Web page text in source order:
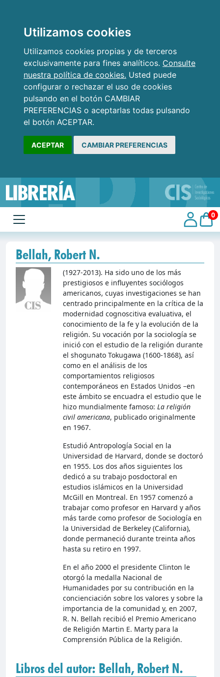
Utilizamos cookies
Utilizamos cookies propias y de terceros
exclusivamente para fines analíticos. Consulte
nuestra política de cookies. Usted puede
configurar o rechazar el uso de cookies
pulsando en el botón CAMBIAR
PREFERENCIAS o aceptarlas todas pulsando
el botón ACEPTAR.
ACEPTAR CAMBIAR PREFERENCIAS
0
Bellah, Robert N.
(1927-2013). Ha sido uno de los más
prestigiosos e influyentes sociólogos
americanos, cuyas investigaciones se han
centrado principalmente en la crítica de la
modernidad cognoscitiva evaluativa, el
conocimiento de la fe y la evolución de la
religión. Su vocación por la sociología se
inició con el estudio de la religión durante
el shogunato Tokugawa (1600-1868), así
como en el análisis de los
comportamientos religiosos
contemporáneos en Estados Unidos –en
este ámbito se encuadra el estudio que le
hizo mundialmente famoso: La religión
civil americana, publicado originalmente
en 1967.
Estudió Antropología Social en la
Universidad de Harvard, donde se doctoró
en 1955. Los dos años siguientes los
dedicó a su trabajo posdoctoral en
estudios islámicos en la Universidad
McGill en Montreal. En 1957 comenzó a
trabajar como profesor en Harvard y años
más tarde como profesor de Sociología en
la Universidad de Berkeley (California),
donde permaneció durante treinta años
hasta su retiro en 1997.
En el año 2000 el presidente Clinton le
otorgó la medalla Nacional de
Humanidades por su contribución en la
concienciación sobre los valores y sobre la
importancia de la comunidad y, en 2007,
R. N. Bellah recibió el Premio Americano
de Religión Martin E. Marty para la
Comprensión Pública de la Religión.
Libros del autor: Bellah, Robert N.